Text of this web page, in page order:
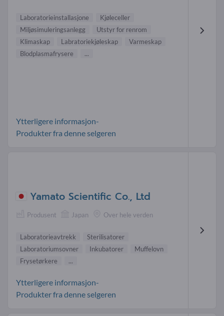
Laboratorieinstallasjone
Kjøleceller
Miljøsimuleringsanlegg
Utstyr for renrom
Klimaskap
Labratoriekjøleskap
Varmeskap
Blodplasmafrysere
...
Ytterligere informasjon-
Produkter fra denne selgeren
Yamato Scientific Co., Ltd
Produsent Japan Over hele verden
Laboratorieavtrekk
Sterilisatorer
Laboratoriumsovner
Inkubatorer
Muffelovn
Frysetørkere
...
Ytterligere informasjon-
Produkter fra denne selgeren